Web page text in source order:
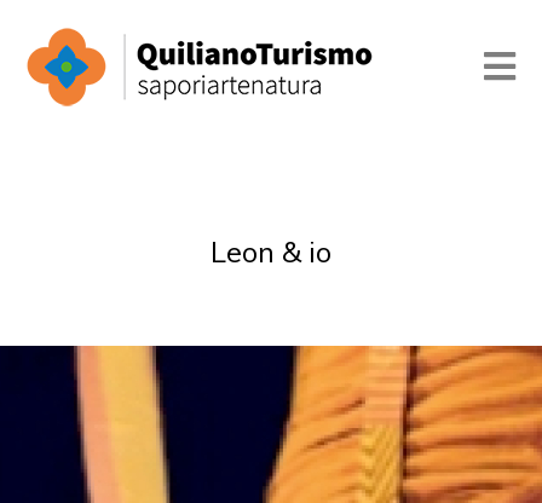
Leon & io